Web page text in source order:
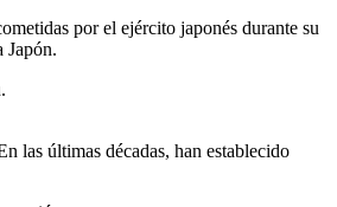
por el ejército japonés durante su
Japón.
las últimas décadas, han establecido